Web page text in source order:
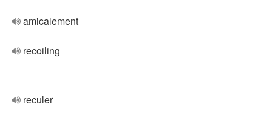
amicalement
recoiling
reculer